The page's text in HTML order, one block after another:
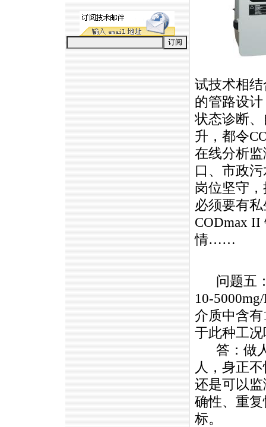
试技术相
的管路设
状态诊断
升，都令
在线分析
口、市政
岗位坚守
必须要有
CODmax II
情……
问题五
10-
介质中含
于此种工
答：做人
人，身正
还是可以
确性、重
标。